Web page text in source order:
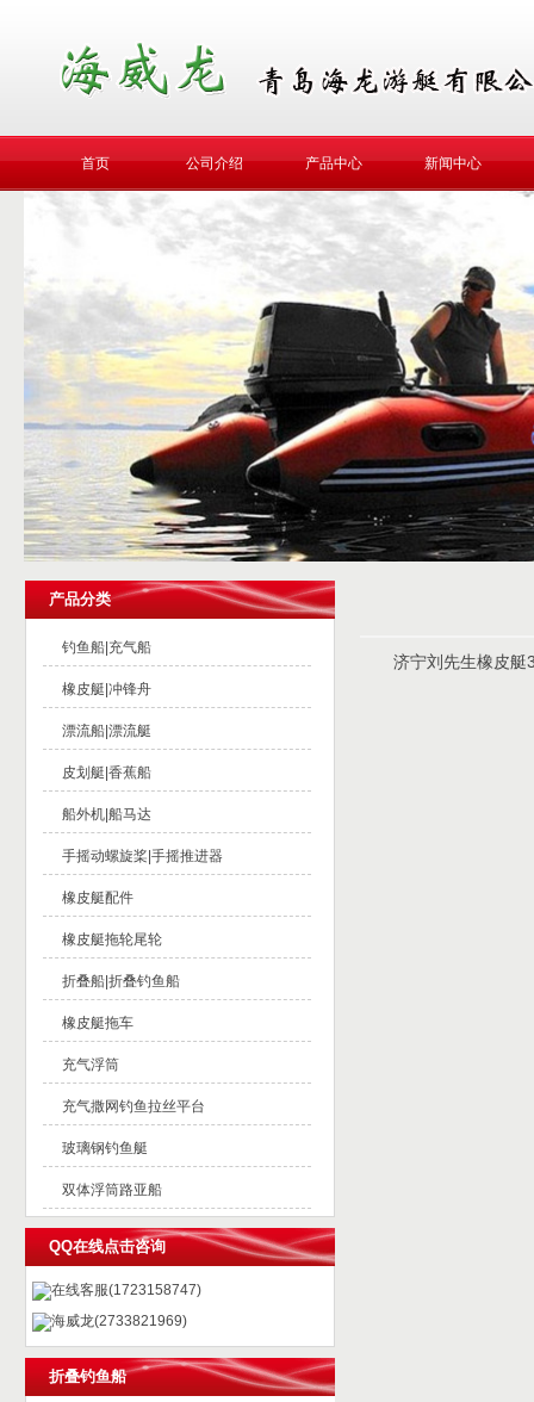
首页 公司介绍 产品中心 新闻中心
济宁刘先生橡皮艇
产品分类
钓鱼船|充气船
橡皮艇|冲锋舟
漂流船|漂流艇
皮划艇|香蕉船
船外机|船马达
手摇动螺旋桨|手摇推进器
橡皮艇配件
橡皮艇拖轮尾轮
折叠船|折叠钓鱼船
橡皮艇拖车
充气浮筒
充气撒网钓鱼拉丝平台
玻璃钢钓鱼艇
双体浮筒路亚船
QQ在线点击咨询
在线客服(1723158747)
海威龙(2733821969)
折叠钓鱼船